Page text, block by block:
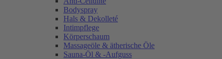
Bodyspray
Hals & Dekolleté
Intimpflege
Körperschaum
Massageöle & ätherische Öle
Sauna-Öl & -Aufguss